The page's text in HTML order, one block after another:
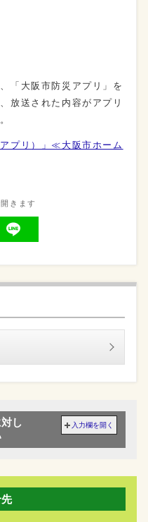
「大阪市防災アプリ」を
放送された内容がアプリ
プリ）」≪大阪市ホーム
きます
し
入力欄を開く